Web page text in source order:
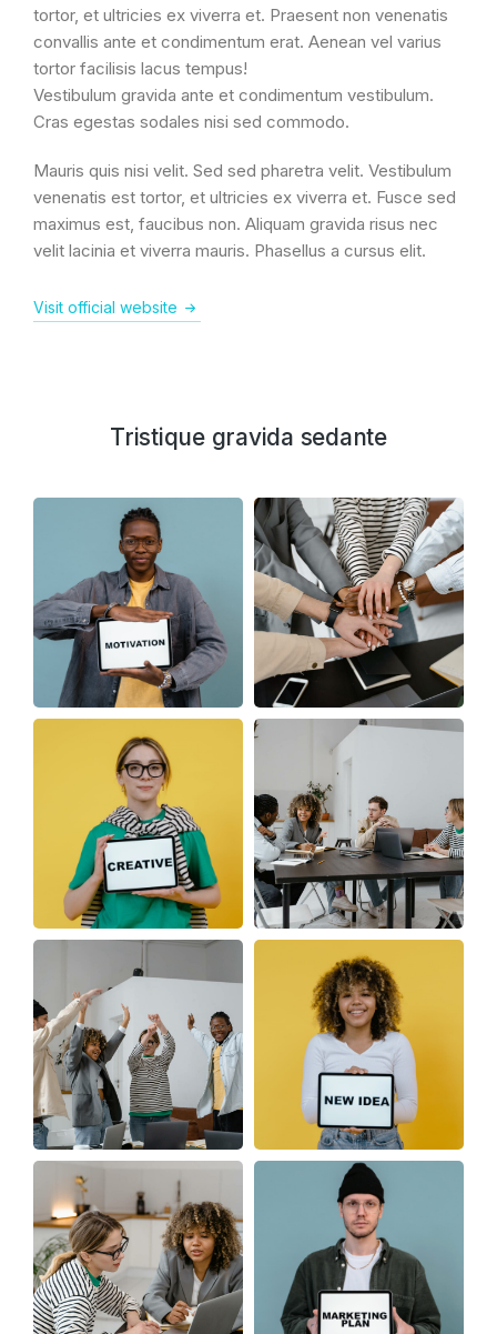
tortor, et ultricies ex viverra et. Praesent non venenatis
convallis ante et condimentum erat. Aenean vel varius
tortor facilisis lacus tempus!
Vestibulum gravida ante et condimentum vestibulum.
Cras egestas sodales nisi sed commodo.
Mauris quis nisi velit. Sed sed pharetra velit. Vestibulum
venenatis est tortor, et ultricies ex viverra et. Fusce sed
maximus est, faucibus non. Aliquam gravida risus nec
velit lacinia et viverra mauris. Phasellus a cursus elit.
Visit official website
Tristique gravida sedante